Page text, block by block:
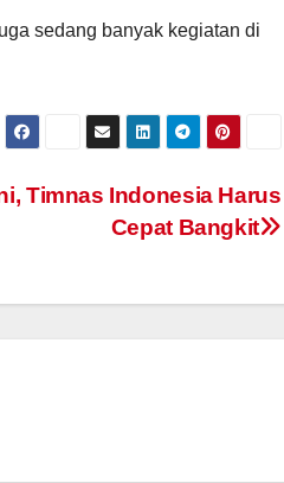
sedang banyak kegiatan di
Timnas Indonesia Harus
Cepat Bangkit